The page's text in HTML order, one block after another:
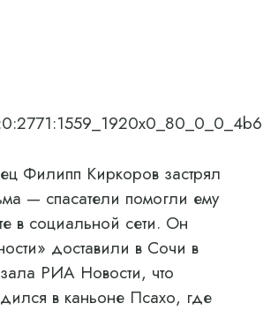
Филипп Киркоров застрял
— спасатели помогли ему
в социальной сети. Он
доставили в Сочи в
РИА Новости, что
в каньоне Псахо, где